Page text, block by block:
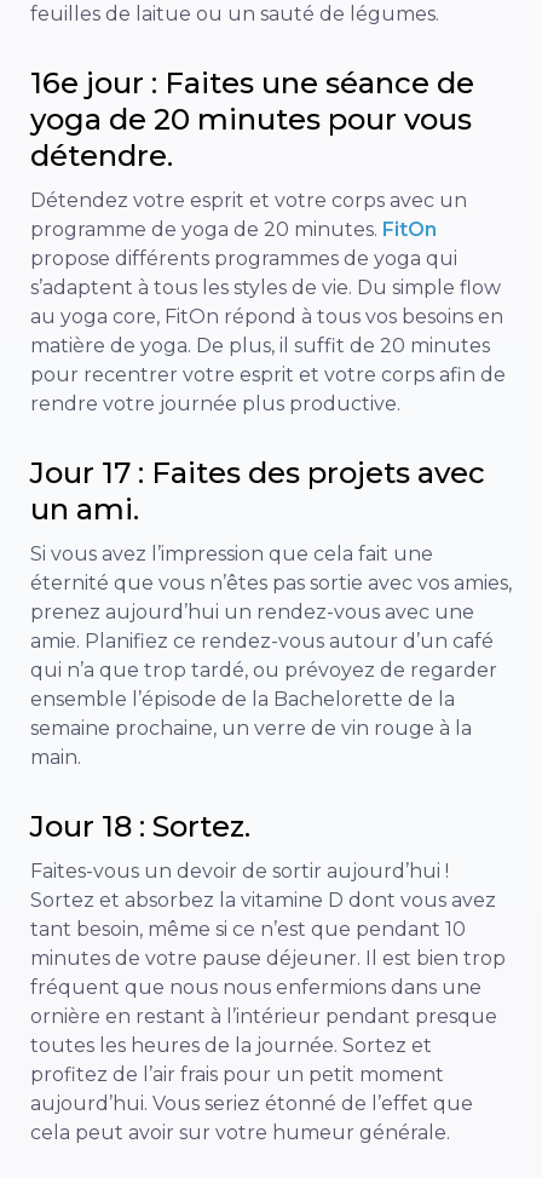
feuilles de laitue ou un sauté de légumes.
16e jour : Faites une séance de
yoga de 20 minutes pour vous
détendre.
Détendez votre esprit et votre corps avec un
programme de yoga de 20 minutes. FitOn
propose différents programmes de yoga qui
s’adaptent à tous les styles de vie. Du simple flow
au yoga core, FitOn répond à tous vos besoins en
matière de yoga. De plus, il suffit de 20 minutes
pour recentrer votre esprit et votre corps afin de
rendre votre journée plus productive.
Jour 17 : Faites des projets avec
un ami.
Si vous avez l’impression que cela fait une
éternité que vous n’êtes pas sortie avec vos amies,
prenez aujourd’hui un rendez-vous avec une
amie. Planifiez ce rendez-vous autour d’un café
qui n’a que trop tardé, ou prévoyez de regarder
ensemble l’épisode de la Bachelorette de la
semaine prochaine, un verre de vin rouge à la
main.
Jour 18 : Sortez.
Faites-vous un devoir de sortir aujourd’hui !
Sortez et absorbez la vitamine D dont vous avez
tant besoin, même si ce n’est que pendant 10
minutes de votre pause déjeuner. Il est bien trop
fréquent que nous nous enfermions dans une
ornière en restant à l’intérieur pendant presque
toutes les heures de la journée. Sortez et
profitez de l’air frais pour un petit moment
aujourd’hui. Vous seriez étonné de l’effet que
cela peut avoir sur votre humeur générale.